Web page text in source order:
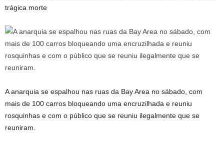
trágica morte
A anarquia se espalhou nas ruas da Bay Area no sábado, com
mais de 100 carros bloqueando uma encruzilhada e reuniu
rosquinhas e com o público que se reuniu ilegalmente que se
reuniram.